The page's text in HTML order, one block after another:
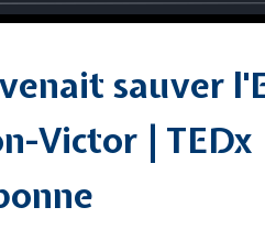
sauver
Victor | TEDx